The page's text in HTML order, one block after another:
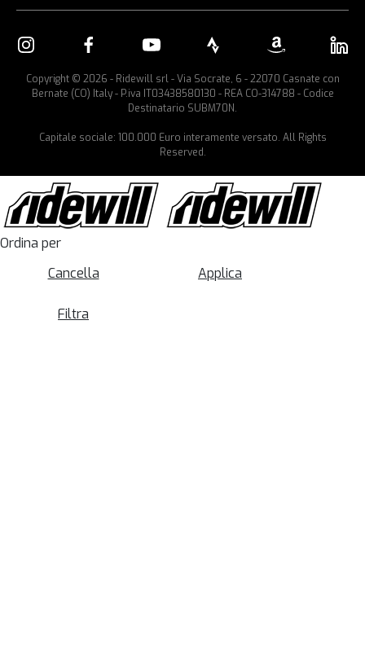
Copyright © 2026 - Ridewill srl - Via Socrate, 6 - 22070 Casnate con
Bernate (CO) Italy - P.iva IT03438580130 - REA CO-314788 - Codice
Destinatario SUBM70N.
Capitale sociale: 100.000 Euro interamente versato. All Rights
Reserved.
Ordina per
Cancella
Applica
Filtra